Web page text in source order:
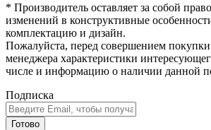
* Производитель оставляет за собой
изменений в конструктивные
комплектацию и дизайн.
Пожалуйста, перед совершением покупки
менеджера характеристики
числе и информацию о наличии данной
Подписка
Готово